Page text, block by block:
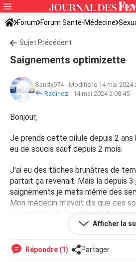
Forum Forum Santé-Médecine
Sujet Précédent
Saignements optimizette
Sandy974- Modifié le 14 mai 2024
Radinoz - 14 mai 2024 à 08:45
Bonjour,
Je prends cette pilule depuis 2 ans
eu de soucis sauf depuis 2 mois.
J'ai eu des tâches brunâtres de
partait ça revenait. Mais la depuis
saignements je mets même des
Mon médecin m'avait dis que ces
secondaires de la pilule, j'ai fait une
HCG dans le doute il y a 1 semaine
Mais la je m'inquiète beaucoup !
voir plus clair svp?
Afficher la
Répondre (1) Partager